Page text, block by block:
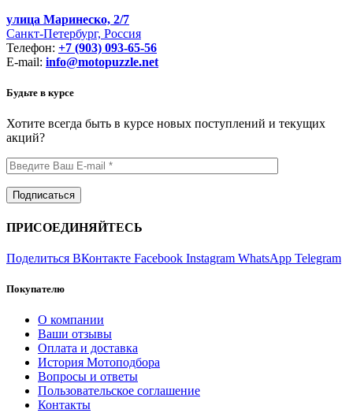
улица Маринеско, 2/7
Санкт-Петербург, Россия
Телефон: +7 (903) 093-65-56
E-mail: info@motopuzzle.net
Будьте в курсе
Хотите всегда быть в курсе новых поступлений и текущих
акций?
ПРИСОЕДИНЯЙТЕСЬ
Поделиться ВКонтакте Facebook Instagram WhatsApp Telegram
Покупателю
О компании
Ваши отзывы
Оплата и доставка
История Мотоподбора
Вопросы и ответы
Пользовательское соглашение
Контакты